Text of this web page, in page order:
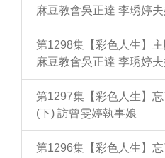
麻豆教會吳正達 李琇婷
第1298集【彩色人生】
麻豆教會吳正達 李琇婷
第1297集【彩色人生】
(下) 訪曾雯婷執事娘
第1296集【彩色人生】